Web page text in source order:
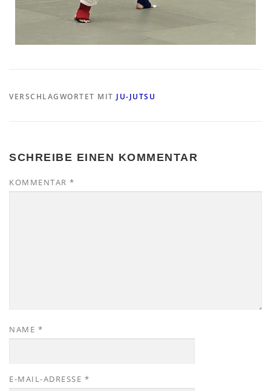
VERSCHLAGWORTET MITJU-JUTSU
SCHREIBE EINEN KOMMENTAR
KOMMENTAR *
NAME *
E-MAIL-ADRESSE *